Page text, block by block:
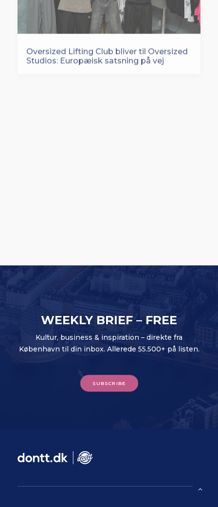
Oversized Lifting Club bliver til Oversized
Studios: Europæisk satsning på vej
WEEKLY BRIEF – FREE
Kultur, business & inspiration – direkte fra
København til din inbox. Allerede 55.500+ på listen.
SUBSCRIBE